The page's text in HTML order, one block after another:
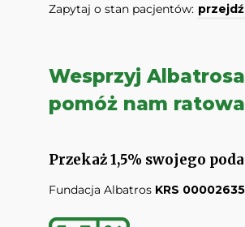
Zapytaj o stan pacjentów:
Wesprzyj
pomóż nam
Przekaż 1,5% swojego
Fundacja Albatros KRS